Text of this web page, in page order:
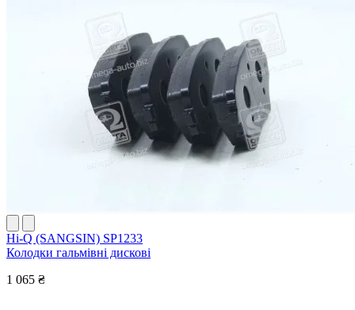
Hi-Q (SANGSIN) SP1233
Колодки гальмівні дискові
1 065 ₴